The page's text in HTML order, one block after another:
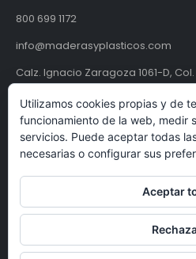
800 699 1172
info@maderasyplasticos.com
Calz. Ignacio Zaragoza 1061-D,
Aviso de Privacidad
Utilizamos cookies propias y de
funcionamiento de la web, medir
servicios. Puede aceptar todas
necesarias o configurar sus
Aceptar